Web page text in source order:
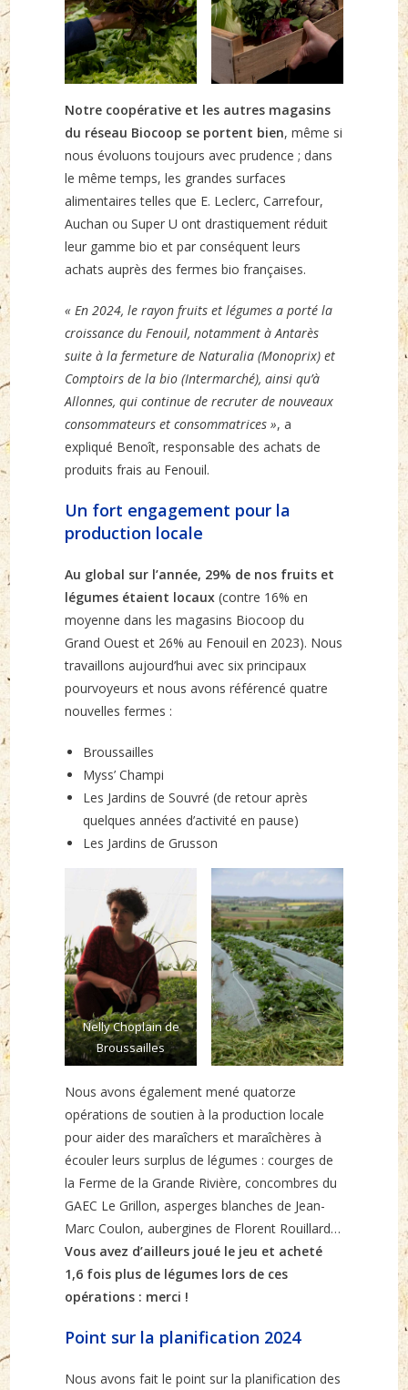
Notre coopérative et les autres magasins
du réseau Biocoop se portent bien, même si
nous évoluons toujours avec prudence ; dans
le même temps, les grandes surfaces
alimentaires telles que E. Leclerc, Carrefour,
Auchan ou Super U ont drastiquement réduit
leur gamme bio et par conséquent leurs
achats auprès des fermes bio françaises.
« En 2024, le rayon fruits et légumes a porté la
croissance du Fenouil, notamment à Antarès
suite à la fermeture de Naturalia (Monoprix) et
Comptoirs de la bio (Intermarché), ainsi qu’à
Allonnes, qui continue de recruter de nouveaux
consommateurs et consommatrices », a
expliqué Benoît, responsable des achats de
produits frais au Fenouil.
Un fort engagement pour la
production locale
Au global sur l’année, 29% de nos fruits et
légumes étaient locaux(contre 16% en
moyenne dans les magasins Biocoop du
Grand Ouest et 26% au Fenouil en 2023). Nous
travaillons aujourd’hui avec six principaux
pourvoyeurs et nous avons référencé quatre
nouvelles fermes :
Broussailles
Myss’ Champi
Les Jardins de Souvré (de retour après
quelques années d’activité en pause)
Les Jardins de Grusson
Nelly Choplain de
Broussailles
Nous avons également mené quatorze
opérations de soutien à la production locale
pour aider des maraîchers et maraîchères à
écouler leurs surplus de légumes : courges de
la Ferme de la Grande Rivière, concombres du
GAEC Le Grillon, asperges blanches de Jean-
Marc Coulon, aubergines de Florent Rouillard…
Vous avez d’ailleurs joué le jeu et acheté
1,6 fois plus de légumes lors de ces
opérations : merci !
Point sur la planification 2024
Nous avons fait le point sur la planification des